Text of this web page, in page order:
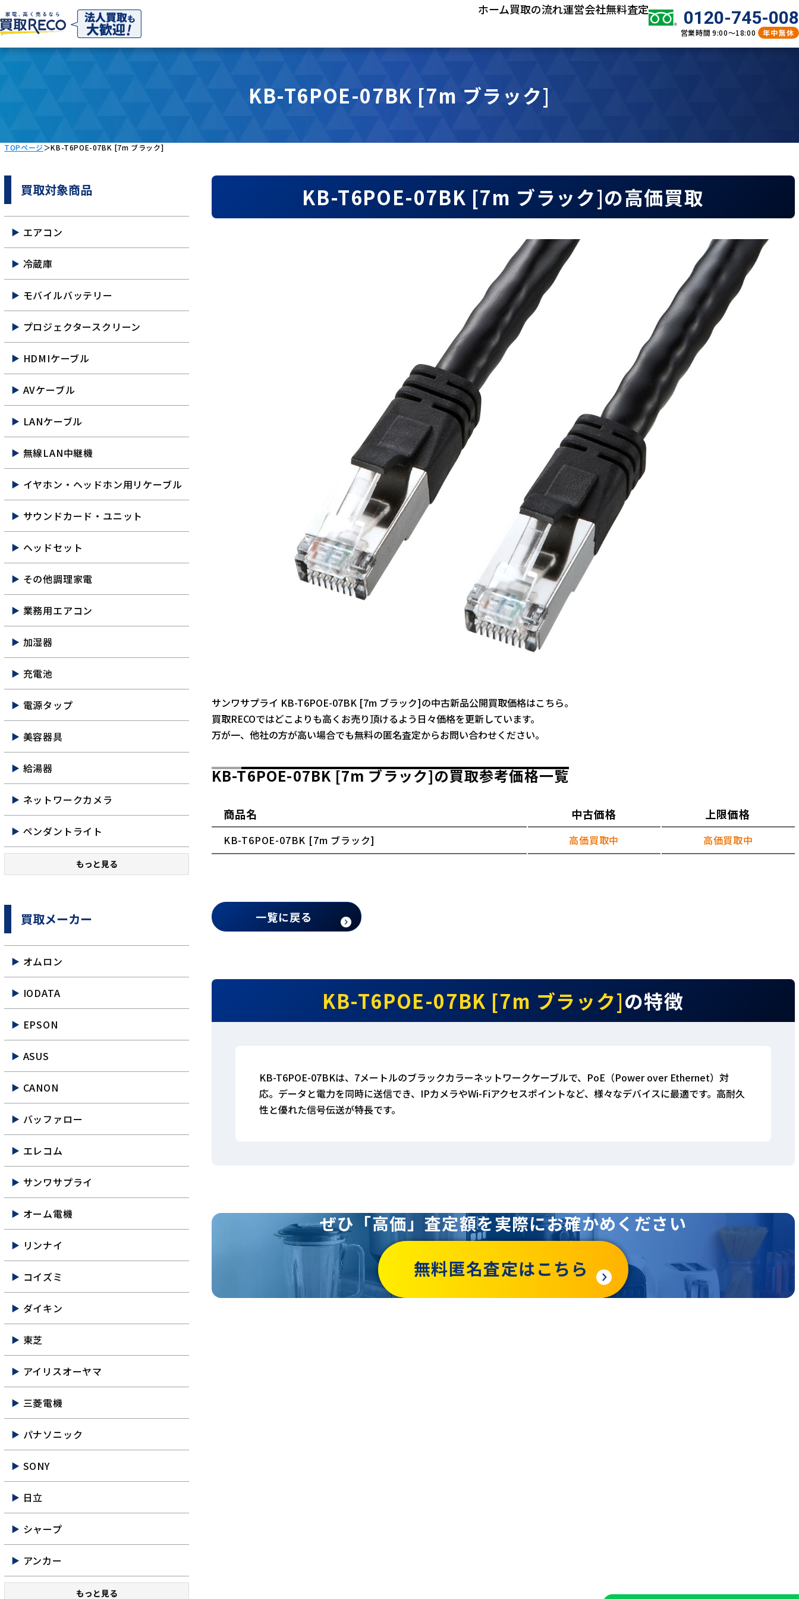
ホーム買取の流れ運営会社無料査定 0120-745-008
営業時間 9:00～18:00 年中無休
KB-T6POE-07BK [7m ブラック]
TOPページ＞KB-T6POE-07BK [7m ブラック]
KB-T6POE-07BK [7m ブラック]の高価買取
サンワサプライ KB-T6POE-07BK [7m ブラック]の中古新品公開買取価格はこちら。
買取RECOではどこよりも高くお売り頂けるよう日々価格を更新しています。
万が一、他社の方が高い場合でも無料の匿名査定からお問い合わせください。
KB-T6POE-07BK [7m ブラック]の買取参考価格一覧
商品名 中古価格 上限価格
KB-T6POE-07BK [7m ブラック] 高価買取中 高価買取中
一覧に戻る
KB-T6POE-07BK [7m ブラック]の特徴
KB-T6POE-07BKは、7メートルのブラックカラーネットワークケーブルで、PoE（Power over Ethernet）対
応。データと電力を同時に送信でき、IPカメラやWi-Fiアクセスポイントなど、様々なデバイスに最適です。高耐久
性と優れた信号伝送が特長です。
ぜひ「高価」査定額を実際にお確かめください
無料匿名査定はこちら
買取対象商品
エアコン
冷蔵庫
モバイルバッテリー
プロジェクタースクリーン
HDMIケーブル
AVケーブル
LANケーブル
無線LAN中継機
イヤホン・ヘッドホン用リケーブル
サウンドカード・ユニット
ヘッドセット
その他調理家電
業務用エアコン
加湿器
充電池
電源タップ
美容器具
給湯器
ネットワークカメラ
ペンダントライト
もっと見る
買取メーカー
オムロン
IODATA
EPSON
ASUS
CANON
バッファロー
エレコム
サンワサプライ
オーム電機
リンナイ
コイズミ
ダイキン
東芝
アイリスオーヤマ
三菱電機
パナソニック
SONY
日立
シャープ
アンカー
もっと見る